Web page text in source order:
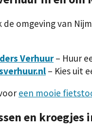
de omgeving van
Verhuur– Huur
– Kies uit
een mooie
en kroegjes